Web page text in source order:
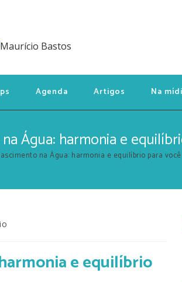
Agenda Artigos Na
Água: harmonia e
na Água: harmonia e equilíbrio para você